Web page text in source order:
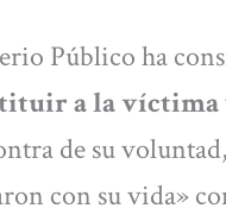
Público ha
a la víctima
de su
con su vida»